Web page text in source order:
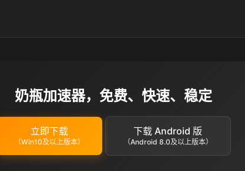
奶瓶加速器，免费、快速、稳定
立即下载
（Win10及以上版本）
下载 Android 版
（Android 8.0及以上版本）